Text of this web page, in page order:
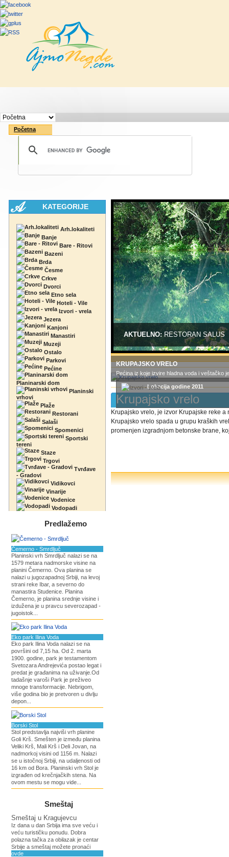
Početna
KATEGORIJE
Arh.lokaliteti
Banje
Bare - Ritovi
Bazeni
Brda
Česme
Crkve
Dvorci
Etno sela
Hoteli - Vile
Izvori - vrela
Jezera
Kanjoni
Manastiri
Muzeji
Ostalo
Parkovi
Pećine
Planinarski dom
Planinski
vrhovi
Plaže
Restorani
Salaši
Spomenici
Sportski
tereni
Staze
Trgovi
Tvrđave
- Gradovi
Vidikovci
Vinarije
Vodenice
Vodopadi
Predlažemo
Čemerno - Smrdljuč
Planinski vrh Smrdljuč nalazi se na
1579 metara nadmorske visine na
planini Čemerno. Ova planina se
nalazi u jugozapadnoj Srbiji, na levoj
strani reke Ibar, a severno do
manastira Studenice. Planina
Čemerno, je planina srednje visine i
izdužena je u pravcu severozapad -
jugoistok...
Eko park Ilina Voda
Eko park Ilina Voda nalazi se na
površini od 7,15 ha. Od 2. marta
1900. godine, park je testamentom
Svetozara Andrejevića postao legat i
predat je građanima na uživanje.Od
tadašnje varoši Park je preživeo
mnoge transformacije. Nebrigom,
više godina bio je pretvoren u divlju
depon...
Borski Stol
Stol predstavlja najviši vrh planine
Goli Krš. Smešten je između planina
Veliki Krš, Mali Krš i Deli Jovan, na
nadmorkoj visini od 1156 m. Nalazi
se u istočnoj Srbiji, na udaljenosti od
16 km od Bora. Planinski vrh Stol je
izgrađen od krečnjačkih stena. Na
ovom mestu se mogu vide...
Smeštaj
Smeštaj u Kragujevcu
Iz dana u dan Srbija ima sve veću i
veću turističku ponudu. Dobra
polazna tačka za obilazak je centar
Srbije a smeštaj možete pronaći
ovde
AKTUELNO:RESTORAN SALUS
Lokacija godine 2011
KRUPAJSKO VRELO
Pećina iz koje izvire hladna voda i veštačko
Krupajsko vrelo
Krupajsko vrelo, je izvor Krupajske reke
Krupajsko vrelo spada u grupu kraških
promenjen izgradnjom betonske brane,